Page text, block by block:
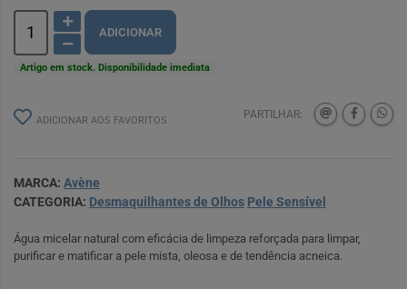
ADICIONAR
Artigo em stock. Disponibilidade imediata
ADICIONAR AOS FAVORITOS PARTILHAR:
MARCA: Avène
CATEGORIA: Desmaquilhantes de Olhos Pele Sensível
Água micelar natural com eficácia de limpeza reforçada para limpar,
purificar e matificar a pele mista, oleosa e de tendência acneica.